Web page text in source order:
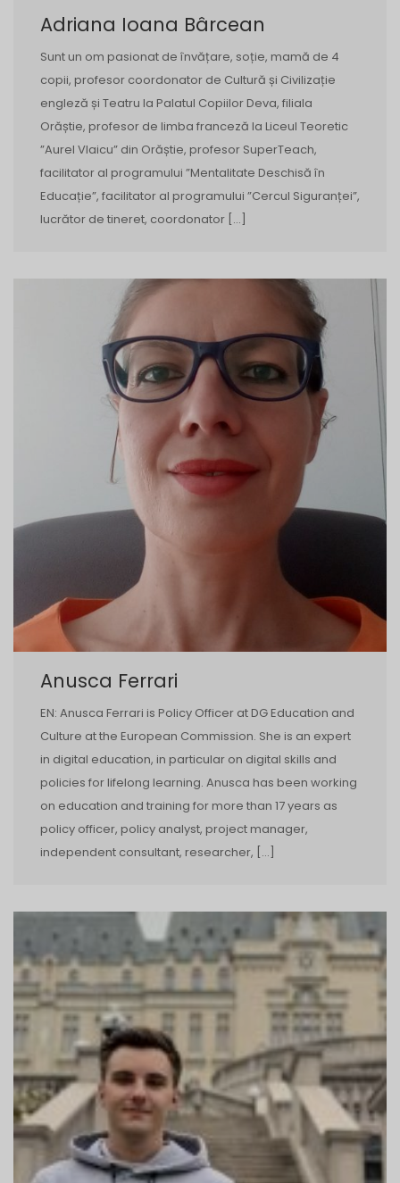
Adriana Ioana Bârcean
Sunt un om pasionat de învățare, soție, mamă de 4
copii, profesor coordonator de Cultură și Civilizație
engleză și Teatru la Palatul Copiilor Deva, filiala
Orăștie, profesor de limba franceză la Liceul Teoretic
”Aurel Vlaicu” din Orăștie, profesor SuperTeach,
facilitator al programului ”Mentalitate Deschisă în
Educație”, facilitator al programului ”Cercul Siguranței”,
lucrător de tineret, coordonator […]
Anusca Ferrari
EN: Anusca Ferrari is Policy Officer at DG Education and
Culture at the European Commission. She is an expert
in digital education, in particular on digital skills and
policies for lifelong learning. Anusca has been working
on education and training for more than 17 years as
policy officer, policy analyst, project manager,
independent consultant, researcher, […]